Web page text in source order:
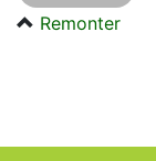
Remonter